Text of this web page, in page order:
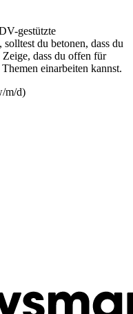
gestützte
du betonen, dass du
dass du offen für
einarbeiten kannst.
m/d)